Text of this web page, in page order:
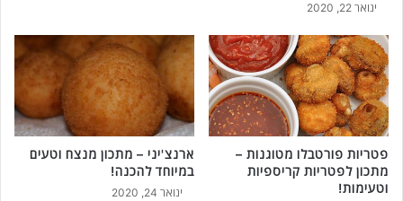
ינואר 22, 2020
פטריות פורטבלו מטוגנות –
מתכון לפטריות קריספיות
וטעימות!
ארנצ'יני – מתכון מנצח וטעים
במיוחד להכנה!
ינואר 24, 2020